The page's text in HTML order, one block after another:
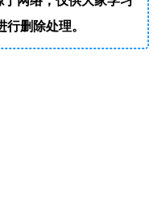
删除处理。